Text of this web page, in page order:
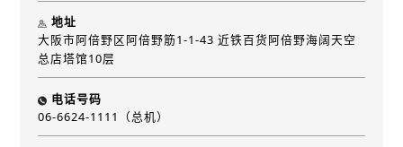
地址
大阪市阿倍野区阿倍野筋1-1-43 近铁百货阿倍野海阔天空
总店塔馆10层
电话号码
06-6624-1111（总机）